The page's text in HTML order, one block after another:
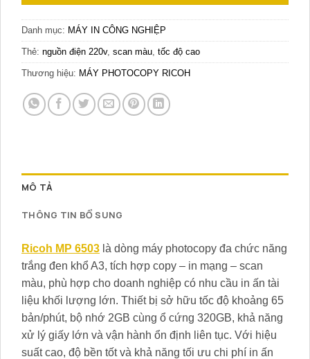
Danh mục: MÁY IN CÔNG NGHIỆP
Thẻ: nguồn điện 220v, scan màu tốc độ cao
Thương hiệu: MÁY PHOTOCOPY RICOH
MÔ TẢ
THÔNG TIN BỔ SUNG
Ricoh MP 6503 là dòng máy photocopy đa chức năng
trắng đen khổ A3, tích hợp copy – in mạng – scan
màu, phù hợp cho doanh nghiệp có nhu cầu in ấn tài
liệu khối lượng lớn. Thiết bị sở hữu tốc độ khoảng 65
bản/phút, bộ nhớ 2GB cùng ổ cứng 320GB, khả năng
xử lý giấy lớn và vận hành ổn định liên tục. Với hiệu
suất cao, độ bền tốt và khả năng tối ưu chi phí in ấn